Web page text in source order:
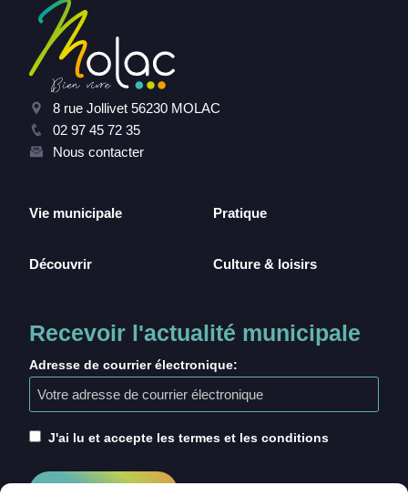
8 rue Jollivet 56230 MOLAC
02 97 45 72 35
Nous contacter
Vie municipale
Découvrir
Pratique
Culture & loisirs
Recevoir l'actualité municipale
Adresse de courrier électronique:
J'ai lu et accepte les termes et les conditions